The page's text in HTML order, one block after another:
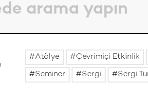
Atölye Çevrimiçi Etkinlik
Seminer Sergi Sergi